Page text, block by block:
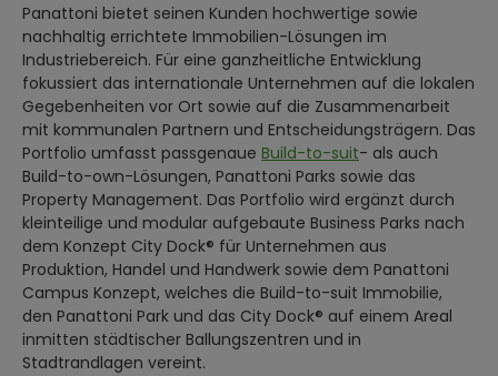
Panattoni bietet seinen Kunden hochwertige sowie
nachhaltig errichtete Immobilien-Lösungen im
Industriebereich. Für eine ganzheitliche Entwicklung
fokussiert das internationale Unternehmen auf die lokalen
Gegebenheiten vor Ort sowie auf die Zusammenarbeit
mit kommunalen Partnern und Entscheidungsträgern. Das
Portfolio umfasst passgenaue Build-to-suit- als auch
Build-to-own-Lösungen, Panattoni Parks sowie das
Property Management. Das Portfolio wird ergänzt durch
kleinteilige und modular aufgebaute Business Parks nach
dem Konzept City Dock® für Unternehmen aus
Produktion, Handel und Handwerk sowie dem Panattoni
Campus Konzept, welches die Build-to-suit Immobilie,
den Panattoni Park und das City Dock® auf einem Areal
inmitten städtischer Ballungszentren und in
Stadtrandlagen vereint.